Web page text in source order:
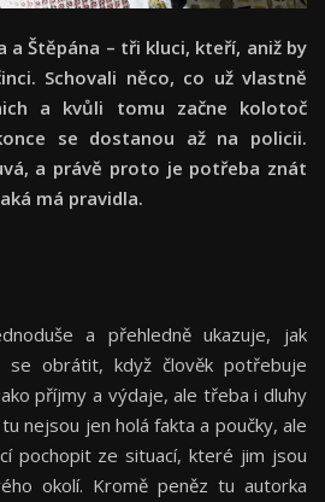
a Štěpána – tři kluci, kteří, aniž by
Schovali něco, co už vlastně
a kvůli tomu začne kolotoč
se dostanou až na policii.
a právě proto je potřeba znát
má pravidla.
a přehledně ukazuje, jak
se obrátit, když člověk potřebuje
příjmy a výdaje, ale třeba i dluhy
nejsou jen holá fakta a poučky, ale
pochopit ze situací, které jim jsou
okolí. Kromě peněz tu autorka